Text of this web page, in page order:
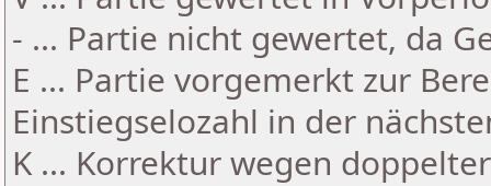
- ... Partie nicht gewertet, da
E ... Partie vorgemerkt zur
Einstiegselozahl in der
K ... Korrektur wegen